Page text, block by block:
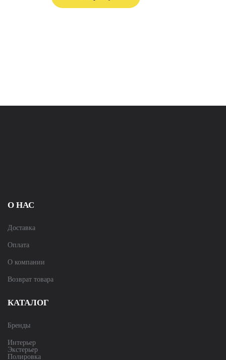
О НАС
Доставка
Оплата
О компании
Возврат товара
КАТАЛОГ
Бренды
Интерьер
Экстерьер
Полировка